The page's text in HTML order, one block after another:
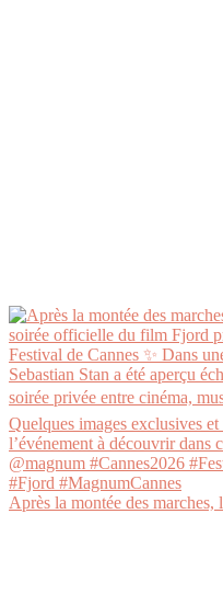
Après la montée des